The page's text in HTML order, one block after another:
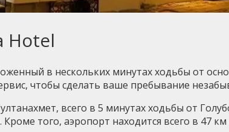
Hotel
в нескольких минутах ходьбы от
чтобы сделать ваше пребывание
всего в 5 минутах ходьбы от
того, аэропорт находится всего в 47